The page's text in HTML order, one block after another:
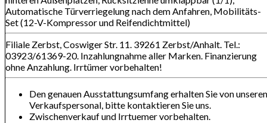
Automatische Türverriegelung nach dem Anfahren, Mobilitäts-
Set (12-V-Kompressor und Reifendichtmittel)
Filiale Zerbst, Coswiger Str. 11. 39261 Zerbst/Anhalt. Tel.:
03923/61369-20. Inzahlungnahme aller Marken. Finanzierung
ohne Anzahlung. Irrtümer vorbehalten!
Den genauen Ausstattungsumfang erhalten Sie von
Verkaufspersonal, bitte kontaktieren Sie uns.
Zwischenverkauf und Irrtuemer vorbehalten.